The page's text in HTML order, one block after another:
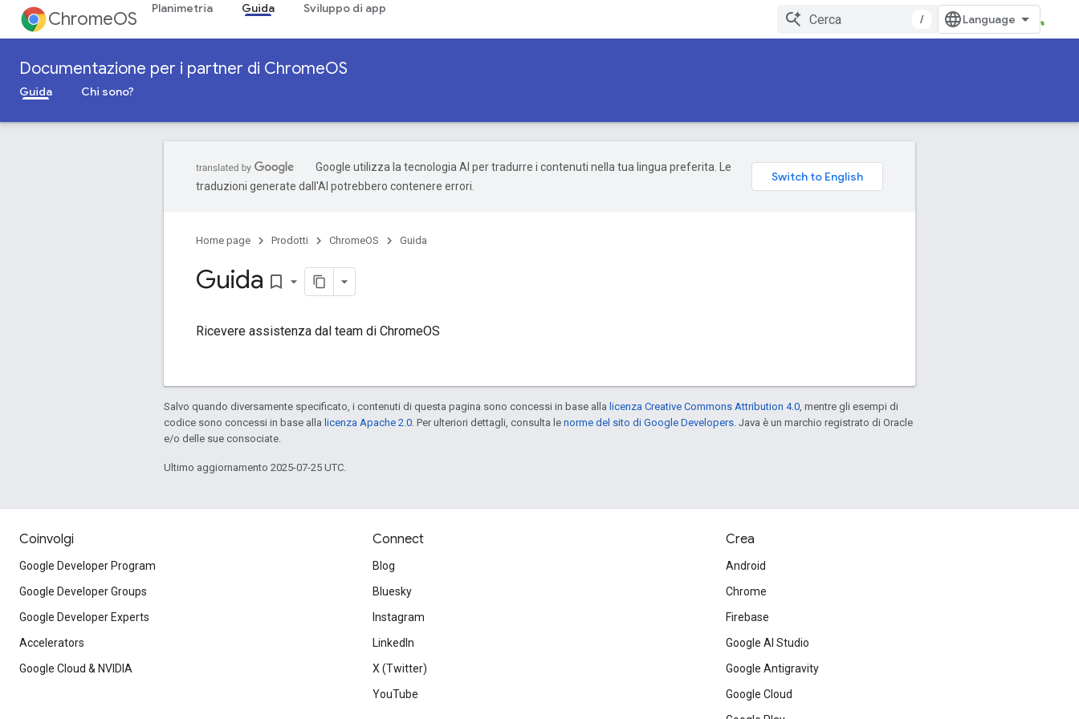
ChromeOS Planimetria Guida Sviluppo di app
/
Documentazione per i partner di ChromeOS
Guida Chi sono?
Google utilizza la tecnologia AI per tradurre i contenuti nella tua lingua preferita. Le
traduzioni generate dall'AI potrebbero contenere errori.
Home page Prodotti ChromeOS Guida
Guida bookmark_border
Ricevere assistenza dal team di ChromeOS
Salvo quando diversamente specificato, i contenuti di questa pagina sono concessi in base alla licenza Creative Commons Attribution 4.0 , mentre gli esempi di
codice sono concessi in base alla licenza Apache 2.0 . Per ulteriori dettagli, consulta le norme del sito di Google Developers . Java è un marchio registrato di Oracle
e/o delle sue consociate.
Ultimo aggiornamento 2025-07-25 UTC.
Coinvolgi
Google Developer Program
Google Developer Groups
Google Developer Experts
Accelerators
Google Cloud & NVIDIA
Connect
Blog
Bluesky
Instagram
LinkedIn
X (Twitter)
YouTube
Crea
Android
Chrome
Firebase
Google AI Studio
Google Antigravity
Google Cloud